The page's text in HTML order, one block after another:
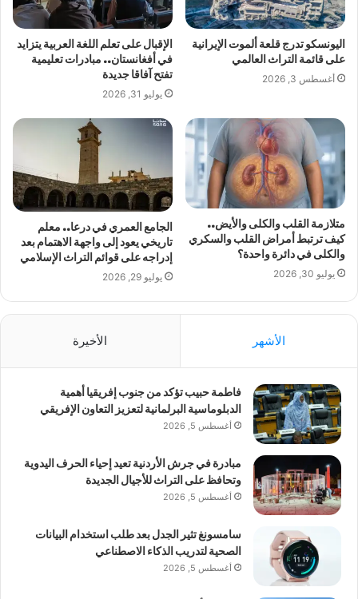
اليونسكو تدرج قلعة ألموت الإيرانية
على قائمة التراث العالمي
أغسطس 3, 2026
الإقبال على تعلم اللغة العربية يتزايد
في أفغانستان.. مبادرات تعليمية
تفتح آفاقا جديدة
يوليو 31, 2026
متلازمة القلب والكلى والأيض..
كيف ترتبط أمراض القلب والسكري
والكلى في دائرة واحدة؟
يوليو 30, 2026
الجامع العمري في درعا.. معلم
تاريخي يعود إلى واجهة الاهتمام بعد
إدراجه على قوائم التراث الإسلامي
يوليو 29, 2026
الأشهر الأخيرة
فاطمة حبيب تؤكد من جنوب إفريقيا أهمية
الدبلوماسية البرلمانية لتعزيز التعاون الإفريقي
أغسطس 5, 2026
مبادرة في جرش الأردنية تعيد إحياء الحرف اليدوية
وتحافظ على التراث للأجيال الجديدة
أغسطس 5, 2026
سامسونغ تثير الجدل بعد طلب استخدام البيانات
الصحية لتدريب الذكاء الاصطناعي
أغسطس 5, 2026